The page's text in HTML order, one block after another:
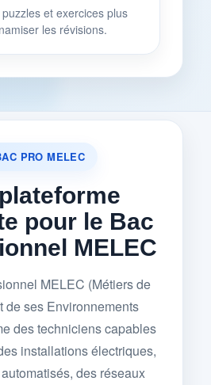
et exercices plus
les révisions.
PRO MELEC
pour le Bac
MELEC
MELEC (Métiers de
de ses Environnements
des techniciens capables
installations électriques,
des réseaux